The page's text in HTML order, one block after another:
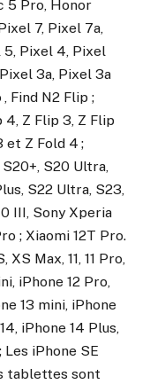
5 Pro, Honor
7, Pixel 7a,
5, Pixel 4, Pixel
3a, Pixel 3a
Find N2 Flip ;
4, Z Flip 3, Z Flip
et Z Fold 4 ;
S20 Ultra,
S22 Ultra, S23,
III, Sony Xperia
; Xiaomi 12T Pro.
Max, 11, 11 Pro,
iPhone 12 Pro,
13 mini, iPhone
iPhone 14 Plus,
Les iPhone SE
tablettes sont